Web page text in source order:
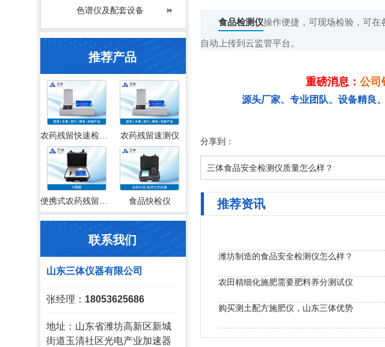
色谱仪及配套设备
推荐产品
农药残留速测仪
食品快检仪
联系我们
山东三体仪器有限公司
张经理： 18053625686
地址：山东省潍坊高新区新城
街道玉清社区光电产业加速器
食品检测仪操作便捷，可现场检验，可
自动上传到云监管平台。
重磅消息：公司
源头厂家、专业团队、设备精良
分享到：
三体食品安全检测仪质量怎么样？
推荐资讯
潍坊制造的食品安全检测仪怎么样？
农田精细化施肥需要肥料养分测试仪
购买测土配方施肥仪，山东三体优势